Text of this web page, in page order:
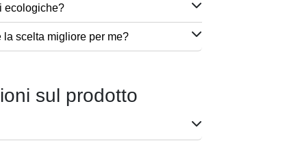
ecologiche?
scelta migliore per me?
sul prodotto